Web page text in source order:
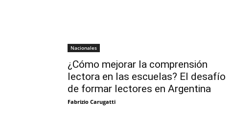
Nacionales
¿Cómo mejorar la comprensión
lectora en las escuelas? El desafío
de formar lectores en Argentina
Fabrizio Carugatti